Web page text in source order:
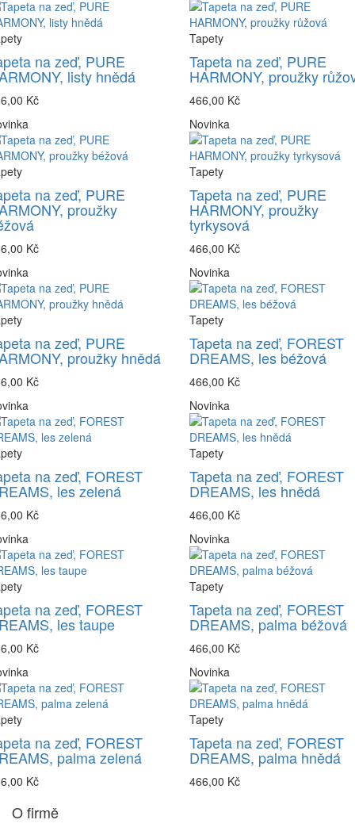
na zeď, PURE
listy hnědá
Kč
Tapety
Tapeta na zeď, PURE
HARMONY, proužky
466,00 Kč
na zeď, PURE
proužky
Kč
Novinka
Tapety
Tapeta na zeď, PURE
HARMONY, proužky
tyrkysová
466,00 Kč
na zeď, PURE
proužky hnědá
Kč
Novinka
Tapety
Tapeta na zeď, FOREST
DREAMS, les béžová
466,00 Kč
na zeď, FOREST
les zelená
Kč
Novinka
Tapety
Tapeta na zeď, FOREST
DREAMS, les hnědá
466,00 Kč
na zeď, FOREST
les taupe
Kč
Novinka
Tapety
Tapeta na zeď, FOREST
DREAMS, palma béžová
466,00 Kč
na zeď, FOREST
palma zelená
Kč
Novinka
Tapety
Tapeta na zeď, FOREST
DREAMS, palma hnědá
466,00 Kč
O firmě